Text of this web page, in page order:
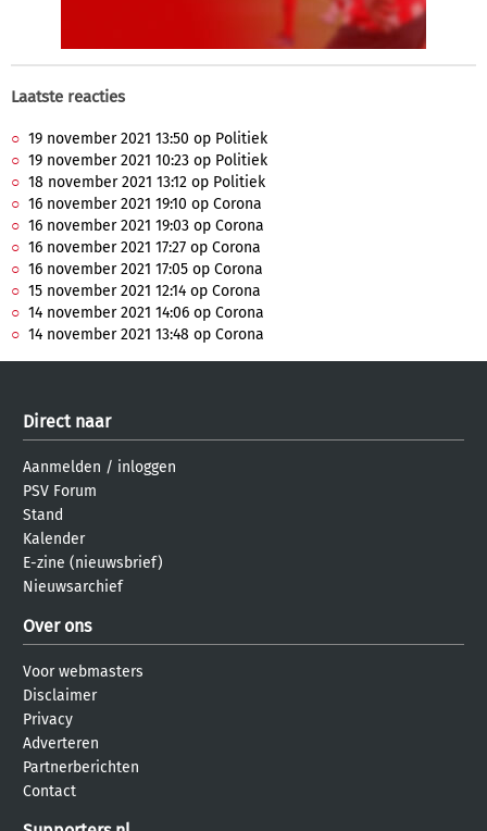
Laatste reacties
19 november 2021 13:50 op Politiek
19 november 2021 10:23 op Politiek
18 november 2021 13:12 op Politiek
16 november 2021 19:10 op Corona
16 november 2021 19:03 op Corona
16 november 2021 17:27 op Corona
16 november 2021 17:05 op Corona
15 november 2021 12:14 op Corona
14 november 2021 14:06 op Corona
14 november 2021 13:48 op Corona
Direct naar
Aanmelden / inloggen
PSV Forum
Stand
Kalender
E-zine (nieuwsbrief)
Nieuwsarchief
Over ons
Voor webmasters
Disclaimer
Privacy
Adverteren
Partnerberichten
Contact